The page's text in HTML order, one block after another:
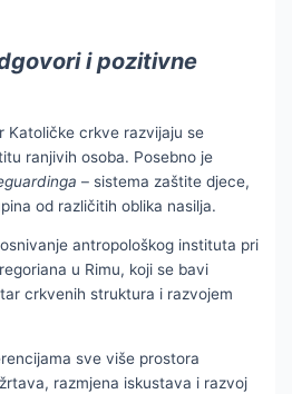
i pozitivne
Katoličke crkve razvijaju se
ranjivih osoba. Posebno je
– sistema zaštite djece,
od različitih oblika nasilja.
antropološkog instituta pri
u Rimu, koji se bavi
crkvenih struktura i razvojem
sve više prostora
razmjena iskustava i razvoj